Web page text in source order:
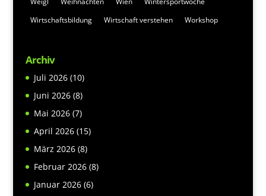
Wirtschaftsbildung
Wirtschaft verstehen Workshop
Archiv
Juli 2026(10)
Juni 2026(8)
Mai 2026(7)
April 2026(15)
März 2026(8)
Februar 2026(8)
Januar 2026(6)